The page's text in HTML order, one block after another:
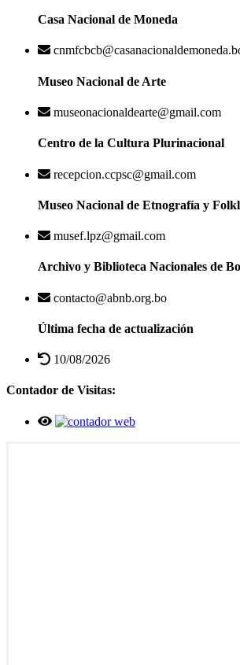
Casa Nacional de Moneda
Museo Nacional de Arte
museonacionaldearte@gmail.com
Centro de la Cultura Plurinacional
recepcion.ccpsc@gmail.com
Museo Nacional de Etnografía y
musef.lpz@gmail.com
Archivo y Biblioteca Nacionales de
contacto@abnb.org.bo
Última fecha de actualización
10/08/2026
Contador de Visitas: